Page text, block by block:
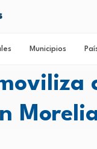
Municipios